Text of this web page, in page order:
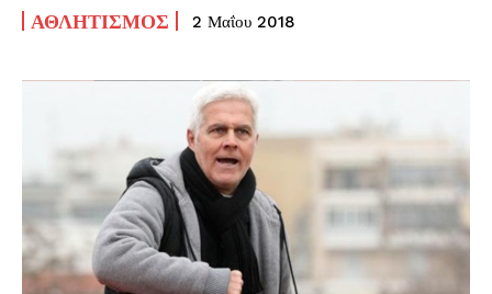
ΑΘΛΗΤΙΣΜΌΣ 2 Μαΐου 2018